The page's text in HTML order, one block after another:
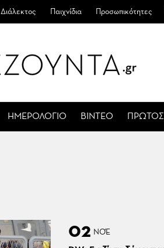
Διάλεκτος Παιχνίδια Προσωπικότητες
ΗΜΕΡΟΛΟΓΙΟ ΒΙΝΤΕΟ
02 ΝΟΈ